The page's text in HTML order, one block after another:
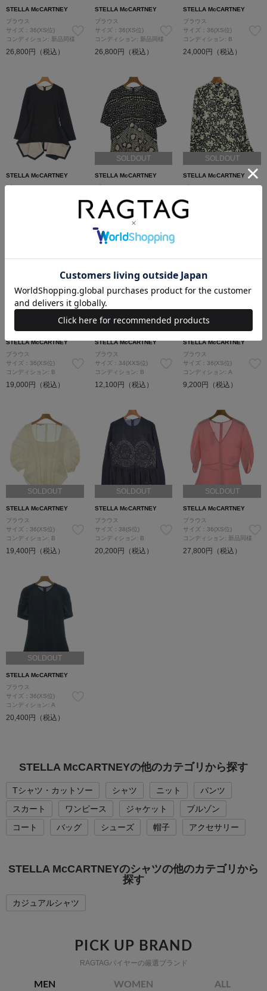
STELLA McCARTNEY
ブラウス
サイズ：36(XS位)
コンディション: 新品同様
26,800円（税込）
STELLA McCARTNEY
ブラウス
サイズ：36(XS位)
コンディション: 新品同様
26,800円（税込）
STELLA McCARTNEY
ブラウス
サイズ：36(XS位)
コンディション: B
24,000円（税込）
STELLA McCARTNEY
ブラウス
SOLDOUT
STELLA McCARTNEY
ブラウス
コンディション: B
11,000円（税込）
SOLDOUT
STELLA McCARTNEY
ブラウス
コンディション: A
26,800円（税込）
SOLDOUT
STELLA McCARTNEY
ブラウス
サイズ：36(XS位)
コンディション: B
19,000円（税込）
SOLDOUT
STELLA McCARTNEY
ブラウス
サイズ：34(XXS位)
コンディション: B
12,100円（税込）
SOLDOUT
STELLA McCARTNEY
ブラウス
サイズ：36(XS位)
コンディション: A
9,200円（税込）
SOLDOUT
STELLA McCARTNEY
ブラウス
サイズ：36(XS位)
コンディション: B
19,400円（税込）
SOLDOUT
STELLA McCARTNEY
ブラウス
サイズ：38(S位)
コンディション: B
20,200円（税込）
SOLDOUT
STELLA McCARTNEY
ブラウス
サイズ：36(XS位)
コンディション: 新品同様
27,800円（税込）
SOLDOUT
STELLA McCARTNEY
ブラウス
サイズ：36(XS位)
コンディション: A
20,400円（税込）
STELLA McCARTNEYの他のカテゴリから探す
Tシャツ・カットソー シャツ ニット
パンツ
スカート
ワンピース ジャケット
ブルゾン
コート
バッグ シューズ 帽子 アクセサリー
STELLA McCARTNEYのシャツの他のカテゴリから
探す
カジュアルシャツ
PICK UP BRAND
RAGTAGバイヤーの厳選ブランド
MEN WOMEN ALL